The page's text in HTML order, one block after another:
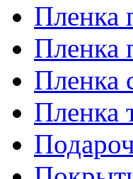
Пленка
Пленка
Пленка
Пленка